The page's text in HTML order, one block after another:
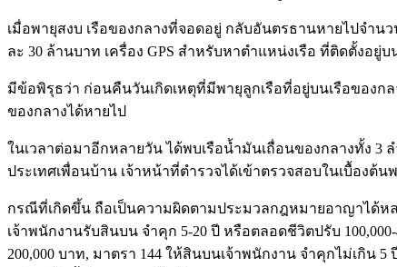
เมื่อพายุสงบ เรือของกลางที่จอดอยู่ กลับอันตรธานหายไปจำ
ละ 30 ล้านบาท เครื่อง GPS สำหรับหาตำแหน่งเรือ ที่ติดตั้ง
มีข้อพิรุธว่า ก่อนคืนวันเกิดเหตุที่มีพายุลูกเรือที่อยู่บนเรือของก
ของกลางได้หายไป
ในเวลาต่อมาอีกหลายวัน ได้พบเรือน้ำมันเถื่อนของกลางทั้ง 3
ประเทศเพื่อนบ้าน เจ้าหน้าที่ตำรวจได้เข้าตรวจสอบในเบื้องต้
กรณีที่เกิดขึ้น ถือเป็นความผิดตามประมวลกฎหมายอาญาได้หล
เจ้าพนักงานรับสินบน จำคุก 5-20 ปี หรือตลอดชีวิตปรับ
200,000 บาท, มาตรา 144 ให้สินบนเจ้าพนักงาน จำคุกไม่เกิน